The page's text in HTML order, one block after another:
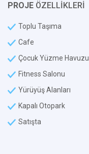
PROJE ÖZELLİKLERİ
Toplu Taşıma
Cafe
Çocuk Yüzme Havuzu
Fitness Salonu
Yürüyüş Alanları
Kapalı Otopark
Satışta